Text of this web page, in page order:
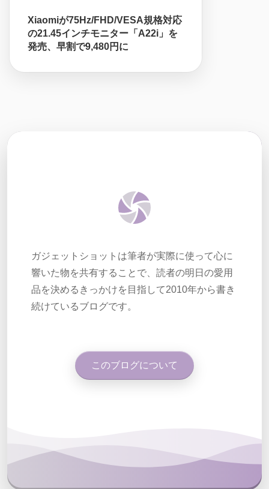
Xiaomiが75Hz/FHD/VESA規格対応
の21.45インチモニター「A22i」を
発売、早割で9,480円に
ガジェットショットは筆者が実際に使って心に
響いた物を共有することで、読者の明日の愛用
品を決めるきっかけを目指して2010年から書き
続けているブログです。
このブログについて